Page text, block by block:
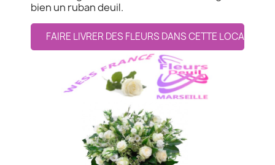
bien un ruban deuil.
FAIRE LIVRER DES FLEURS DANS CETTE LOCALITE